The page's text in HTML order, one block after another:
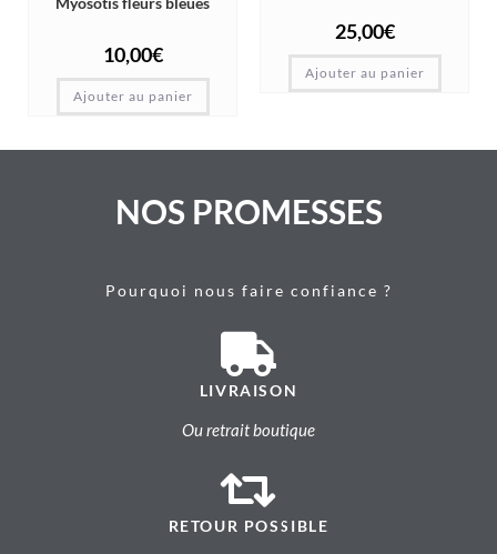
10,00€
Ajouter au panier
25,00€
Ajouter au panier
NOS PROMESSES
Pourquoi nous faire confiance ?
LIVRAISON
Ou retrait boutique
RETOUR POSSIBLE